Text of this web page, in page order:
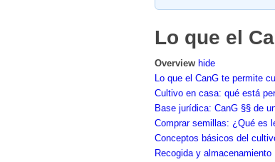
Lo que el
Overview hide
Lo que el CanG te permite
Cultivo en casa: qué está
Base jurídica: CanG §§ de
Comprar semillas: ¿Qué es
Conceptos básicos del
Recogida y almacenamiento